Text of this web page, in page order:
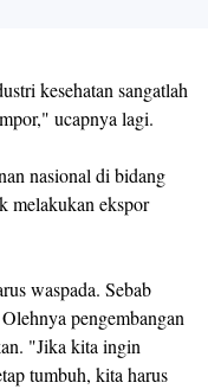
kesehatan sangatlah
ucapnya lagi.
nasional di bidang
melakukan ekspor
waspada. Sebab
pengembangan
"Jika kita ingin
tumbuh, kita harus